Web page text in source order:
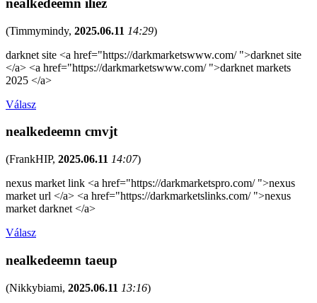
nealkedeemn iliez
(Timmymindy, 2025.06.11 14:29)
darknet site <a href="https://darkmarketswww.com/ ">darknet site
</a> <a href="https://darkmarketswww.com/ ">darknet markets
2025 </a>
Válasz
nealkedeemn cmvjt
(FrankHIP, 2025.06.11 14:07)
nexus market link <a href="https://darkmarketspro.com/ ">nexus
market url </a> <a href="https://darkmarketslinks.com/ ">nexus
market darknet </a>
Válasz
nealkedeemn taeup
(Nikkybiami, 2025.06.11 13:16)